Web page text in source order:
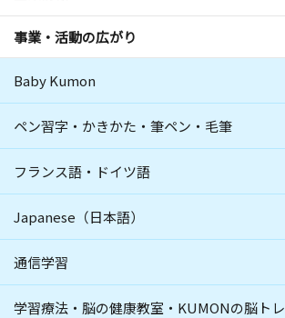
事業・活動の広がり
Baby Kumon
ペン習字・かきかた・筆ペン・毛筆
フランス語・ドイツ語
Japanese（日本語）
通信学習
学習療法・脳の健康教室・KUMONの脳トレ